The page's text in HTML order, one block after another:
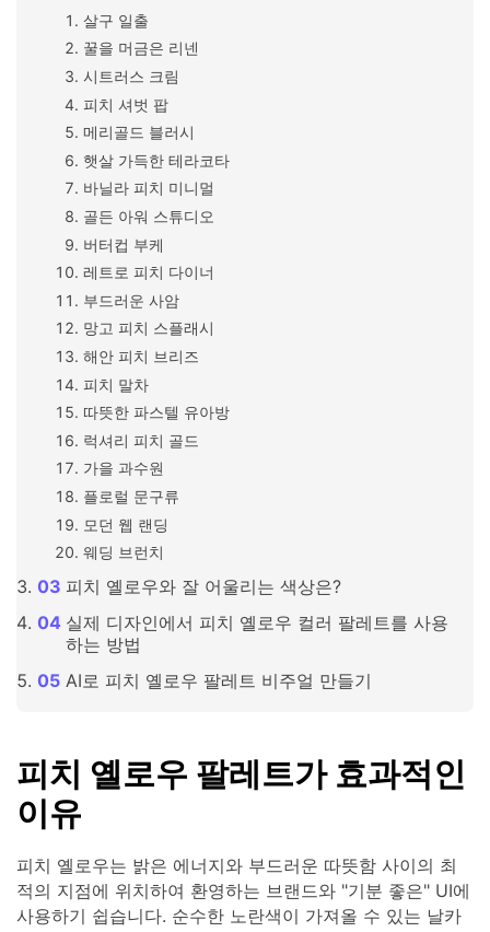
살구 일출
꿀을 머금은 리넨
시트러스 크림
피치 셔벗 팝
메리골드 블러시
햇살 가득한 테라코타
바닐라 피치 미니멀
골든 아워 스튜디오
버터컵 부케
레트로 피치 다이너
부드러운 사암
망고 피치 스플래시
해안 피치 브리즈
피치 말차
따뜻한 파스텔 유아방
럭셔리 피치 골드
가을 과수원
플로럴 문구류
모던 웹 랜딩
웨딩 브런치
피치 옐로우와 잘 어울리는 색상은?
실제 디자인에서 피치 옐로우 컬러 팔레트를 사용
하는 방법
AI로 피치 옐로우 팔레트 비주얼 만들기
피치 옐로우 팔레트가 효과적인
이유
피치 옐로우는 밝은 에너지와 부드러운 따뜻함 사이의 최
적의 지점에 위치하여 환영하는 브랜드와 "기분 좋은" UI에
사용하기 쉽습니다. 순수한 노란색이 가져올 수 있는 날카